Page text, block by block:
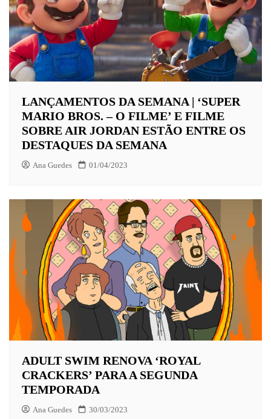
LANÇAMENTOS DA SEMANA | ‘SUPER
MARIO BROS. – O FILME’ E FILME
SOBRE AIR JORDAN ESTÃO ENTRE OS
DESTAQUES DA SEMANA
Ana Guedes 01/04/2023
ADULT SWIM RENOVA ‘ROYAL
CRACKERS’ PARA A SEGUNDA
TEMPORADA
Ana Guedes 30/03/2023